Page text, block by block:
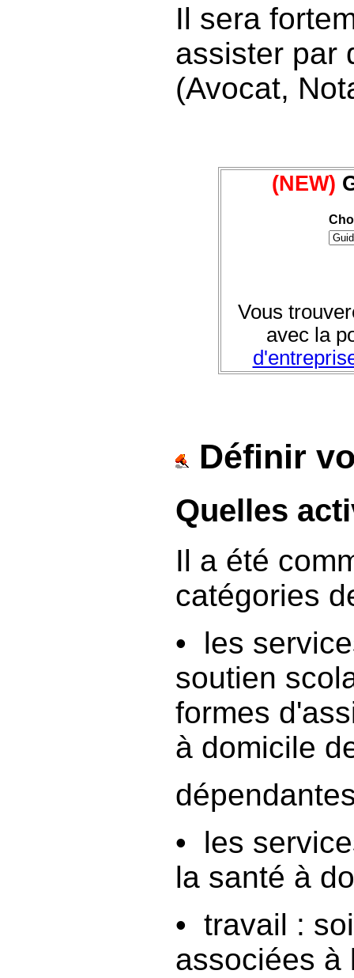
Il sera
assister par
(Avocat,
(NEW)
Vous
avec la
Définir
Quelles
Il a été
catégories
• les
soutien
formes
à domicile
• les
la santé à
• travail :
associées à